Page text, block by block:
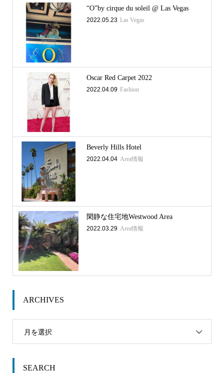
“O”by cirque du soleil @ Las Vegas
2022.05.23 Las Vegas
Oscar Red Carpet 2022
2022.04.09 Fashion
Beverly Hills Hotel
2022.04.04 Area情報
閑静な住宅地Westwood Area
2022.03.29 Area情報
ARCHIVES
月を選択
SEARCH